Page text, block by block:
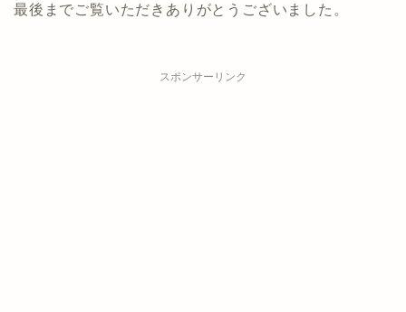
最後までご覧いただきありがとうございました。
スポンサーリンク